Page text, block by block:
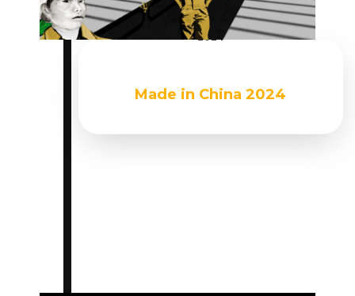
Du 10 octobre 2024 au 13 octobre
2024
Made in China 2024